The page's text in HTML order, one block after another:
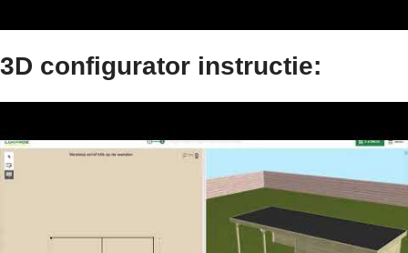
3D configurator instructie: